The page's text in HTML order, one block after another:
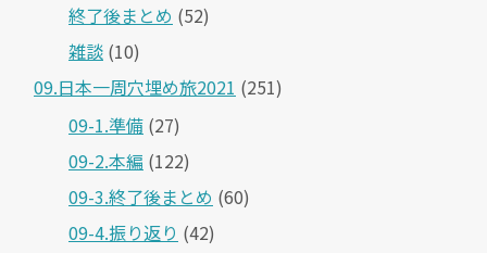
終了後まとめ (52)
雑談 (10)
09.日本一周穴埋め旅2021 (251)
09-1.準備 (27)
09-2.本編 (122)
09-3.終了後まとめ (60)
09-4.振り返り (42)